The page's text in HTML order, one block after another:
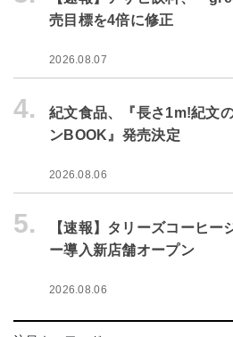
売目標を4倍に修正
2026.08.07
4.
紀文食品、『長さ1m!紀文
ンBOOK』発売決定
2026.08.06
5.
【速報】タリーズコーヒー
ー導入新店舗オープン
2026.08.06